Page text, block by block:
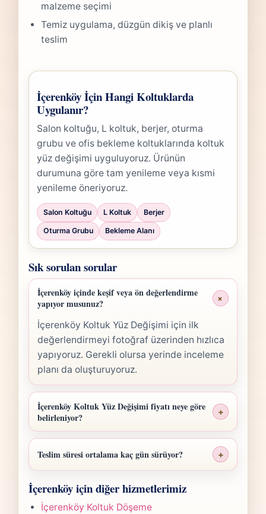
malzeme seçimi
Temiz uygulama, düzgün dikiş ve planlı
teslim
İçerenköy İçin Hangi Koltuklarda
Uygulanır?
Salon koltuğu, L koltuk, berjer, oturma
grubu ve ofis bekleme koltuklarında koltuk
yüz değişimi uyguluyoruz. Ürünün
durumuna göre tam yenileme veya kısmi
yenileme öneriyoruz.
Salon Koltuğu L Koltuk Berjer
Oturma Grubu Bekleme Alanı
Sık sorulan sorular
İçerenköy içinde keşif veya ön değerlendirme
yapıyor musunuz?
+
İçerenköy Koltuk Yüz Değişimi için ilk
değerlendirmeyi fotoğraf üzerinden hızlıca
yapıyoruz. Gerekli olursa yerinde inceleme
planı da oluşturuyoruz.
İçerenköy Koltuk Yüz Değişimi fiyatı neye göre
belirleniyor?
+
İçerenköy Koltuk Yüz Değişimi fiyatı; ölçü,
malzeme sınıfı, işçilik yoğunluğu ve teslim
planına göre belirlenir. Fotoğraf
gönderdiğinizde hızlıca anlaşılır bir aralık
paylaşırız.
Teslim süresi ortalama kaç gün sürüyor? +
süre yapılan işlemin kapsamına göre
değişir. Çoğu projede 5-7 iş günü hedefiyle
İçerenköy için diğer hizmetlerimiz
İçerenköy Koltuk Döşeme